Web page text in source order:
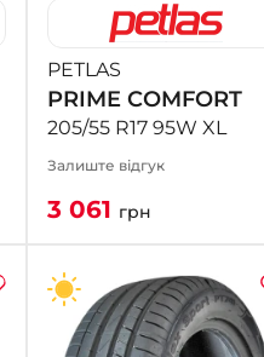
PETLAS
PRIME COMFORT
205/55 R17 95W XL
Залиште відгук
3 061 грн